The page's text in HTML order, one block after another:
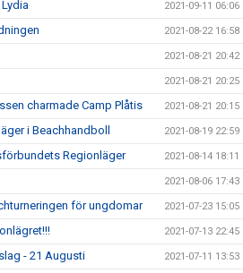
2021-09-11 06:06
2021-08-22 16:58
2021-08-21 20:42
2021-08-21 20:25
charmade Camp Plåtis 2021-08-21 20:15
i Beachhandboll 2021-08-19 22:59
Regionläger 2021-08-14 18:11
2021-08-06 17:43
för ungdomar 2021-07-23 15:05
2021-07-13 22:45
- 21 Augusti 2021-07-11 13:53